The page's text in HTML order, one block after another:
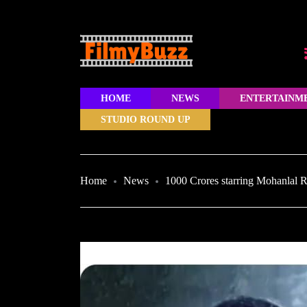
HOME NEWS
STUDIO ROUND UP
Home News 1000 Crores starring Mohanlal